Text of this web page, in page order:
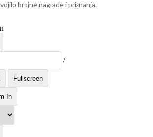
brojne nagrade i priznanja.